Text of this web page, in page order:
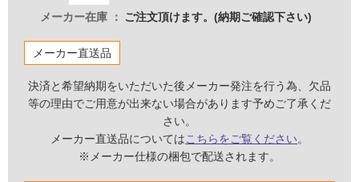
メーカー在庫
ご注文頂けます。(納期ご確認下さい)
メーカー直送品
決済と希望納期をいただいた後メーカー発注を行う為、欠品
等の理由でご用意が出来ない場合があります予めご了承くだ
さい。
メーカー直送品についてはこちらをご覧ください。
※メーカー仕様の梱包で配送されます。
非
に
適
て